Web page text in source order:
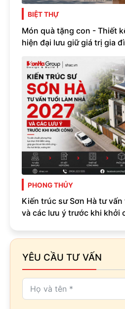
BIỆT THỰ
Món quà tặng con - Thiết
hiện đại lưu giữ giá trị gia
PHONG THỦY
Kiến trúc sư Sơn Hà tư
và các lưu ý trước khi khởi
YÊU CẦU TƯ VẤN